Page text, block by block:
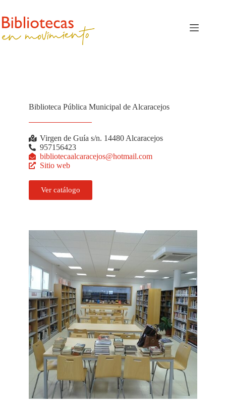
Biblioteca Pública Municipal de Alcaracejos
Virgen de Guía s/n. 14480 Alcaracejos
957156423
bibliotecaalcaracejos@hotmail.com
Sitio web
Ver catálogo